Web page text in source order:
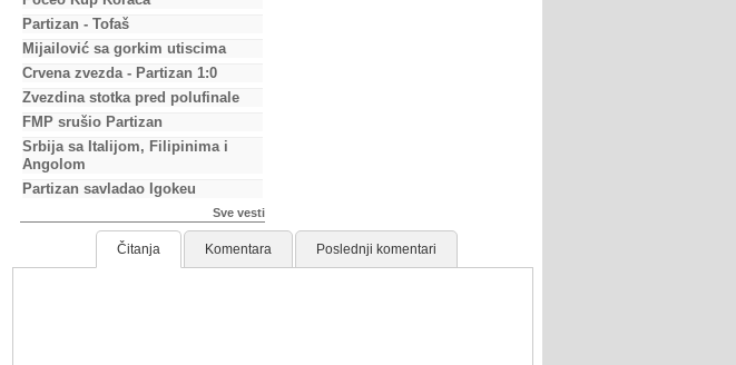
Partizan - Tofaš
Mijailović sa gorkim utiscima
Crvena zvezda - Partizan 1:0
Zvezdina stotka pred polufinale
FMP srušio Partizan
Srbija sa Italijom, Filipinima i
Angolom
Partizan savladao Igokeu
Sve vesti
Čitanja Komentara Poslednji komentari